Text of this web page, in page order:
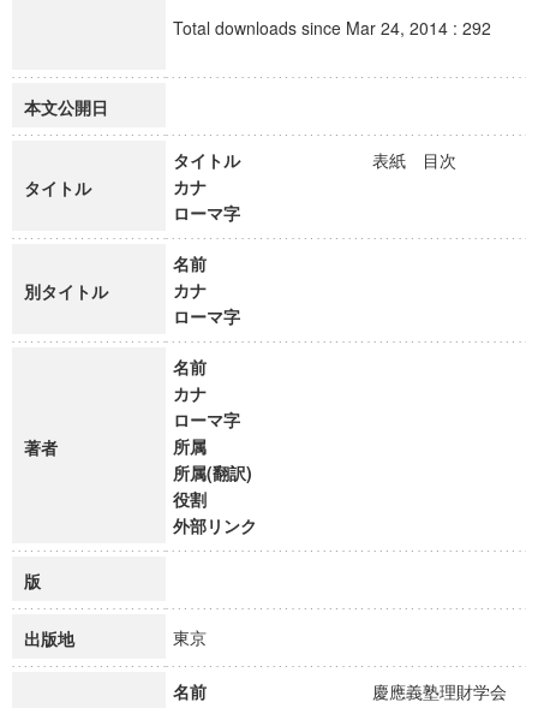
Total downloads since Mar 24, 2014 : 292
本文公開日
タイトル
タイトル
表紙 目次
カナ
ローマ字
別タイトル
名前
カナ
ローマ字
著者
名前
カナ
ローマ字
所属
所属(翻訳)
役割
外部リンク
版
出版地 東京
名前 慶應義塾理財学会